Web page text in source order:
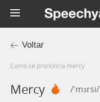
Voltar
Como se pronúncia mercy
Mercy /'mɜrsi/